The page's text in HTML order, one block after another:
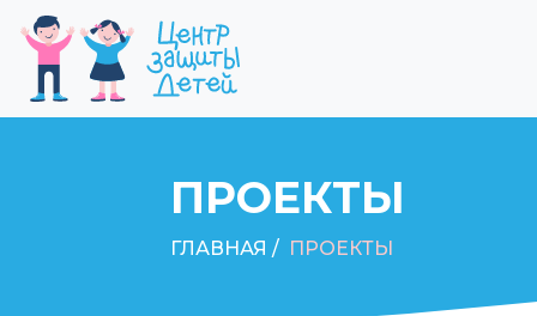
ПРОЕКТЫ
ГЛАВНАЯ / ПРОЕКТЫ